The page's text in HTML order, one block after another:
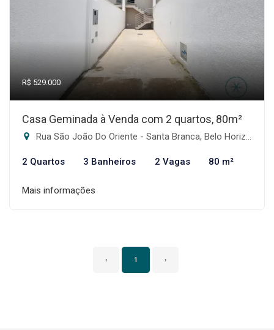
R$ 529.000
Casa Geminada à Venda com 2 quartos, 80m²
Rua São João Do Oriente - Santa Branca, Belo Horizonte-MG
2 Quartos 3 Banheiros 2 Vagas 80 m²
Mais informações
‹ 1 ›